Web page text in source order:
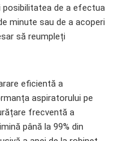
de a efectua
minute sau de a acoperi
să reumpleți
eficientă a
aspiratorului pe
frecventă a
până la 99% din